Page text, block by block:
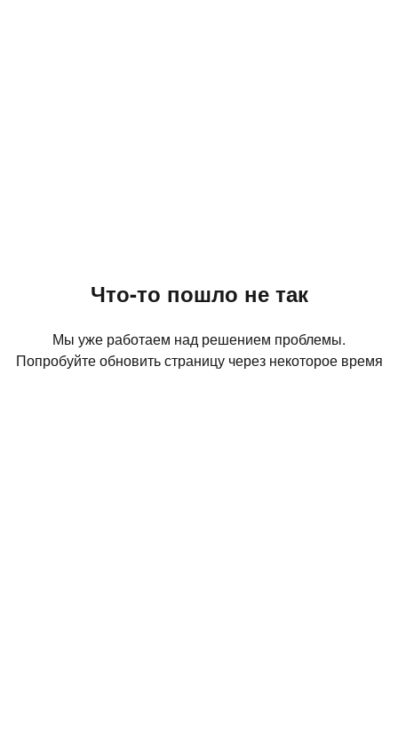
Что-то пошло не так
Мы уже работаем над решением проблемы.
Попробуйте обновить страницу через некоторое время